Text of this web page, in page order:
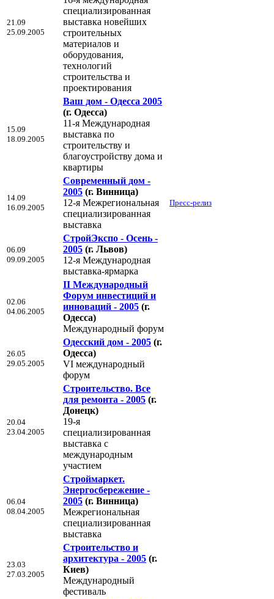
21.09
25.09.2005
специализированная
выставка новейших
строительных
материалов и
оборудования,
технологий
строительства и
проектирования
15.09
18.09.2005
Ваш дом - Одесса 2005
(г. Одесса)
11-я Международная
выставка по
строительству и
благоустройству дома и
квартиры
14.09
16.09.2005
Современный дом -
2005 (г. Винница)
12-я Межрегиональная
специализированная
выставка
Пресс-релиз
06.09
09.09.2005
СтройЭкспо - Осень -
2005 (г. Львов)
12-я Международная
выставка-ярмарка
02.06
04.06.2005
II Международный
Форум инвестиций и
инноваций - 2005 (г.
Одесса)
Международный форум
26.05
29.05.2005
Одесский дом - 2005 (г.
Одесса)
VI международный
форум
20.04
23.04.2005
Строительство. Все
для ремонта - 2005 (г.
Донецк)
19-я
специализированная
выставка с
международным
участием
06.04
08.04.2005
Строймаркет.
Энергосбережение -
2005 (г. Винница)
Межрегиональная
специализированная
выставка
23.03
27.03.2005
Строительство и
архитектура - 2005 (г.
Киев)
Международный
фестиваль